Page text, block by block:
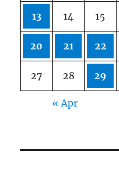
13 14 15
20 21 22
27 28 29
« Apr